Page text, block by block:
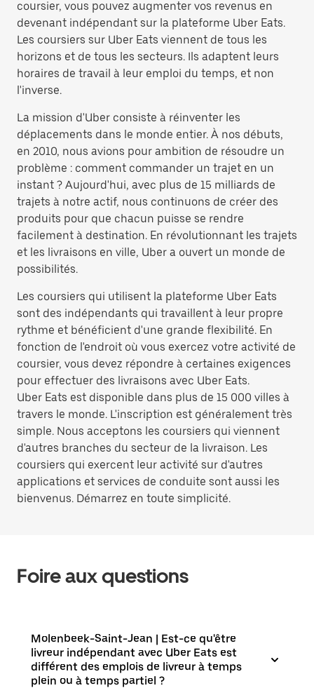
coursier, vous pouvez augmenter vos revenus en
devenant indépendant sur la plateforme Uber Eats.
Les coursiers sur Uber Eats viennent de tous les
horizons et de tous les secteurs. Ils adaptent leurs
horaires de travail à leur emploi du temps, et non
l'inverse.
La mission d'Uber consiste à réinventer les
déplacements dans le monde entier. À nos débuts,
en 2010, nous avions pour ambition de résoudre un
problème : comment commander un trajet en un
instant ? Aujourd'hui, avec plus de 15 milliards de
trajets à notre actif, nous continuons de créer des
produits pour que chacun puisse se rendre
facilement à destination. En révolutionnant les trajets
et les livraisons en ville, Uber a ouvert un monde de
possibilités.
Les coursiers qui utilisent la plateforme Uber Eats
sont des indépendants qui travaillent à leur propre
rythme et bénéficient d'une grande flexibilité. En
fonction de l'endroit où vous exercez votre activité de
coursier, vous devez répondre à certaines exigences
pour effectuer des livraisons avec Uber Eats.
Uber Eats est disponible dans plus de 15 000 villes à
travers le monde. L'inscription est généralement très
simple. Nous acceptons les coursiers qui viennent
d'autres branches du secteur de la livraison. Les
coursiers qui exercent leur activité sur d'autres
applications et services de conduite sont aussi les
bienvenus. Démarrez en toute simplicité.
Foire aux questions
Molenbeek-Saint-Jean | Est-ce qu'être
livreur indépendant avec Uber Eats est
différent des emplois de livreur à temps
plein ou à temps partiel ?